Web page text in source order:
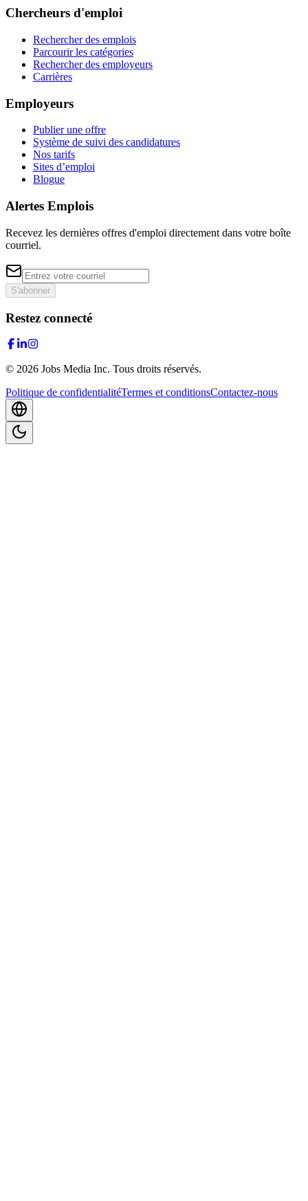
Chercheurs d'emploi
Rechercher des emplois
Parcourir les catégories
Rechercher des employeurs
Carrières
Employeurs
Publier une offre
Système de suivi des candidatures
Nos tarifs
Sites d’emploi
Blogue
Alertes Emplois
Recevez les dernières offres d'emploi directement dans votre boîte
courriel.
S'abonner
Restez connecté
© 2026 Jobs Media Inc. Tous droits réservés.
Politique de confidentialitéTermes et conditionsContactez-nous